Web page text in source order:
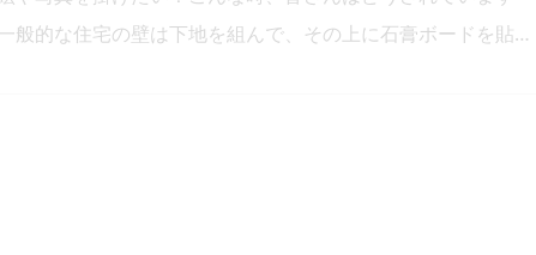
般的な住宅の壁は下地を組んで、その上に石膏ボードを貼…